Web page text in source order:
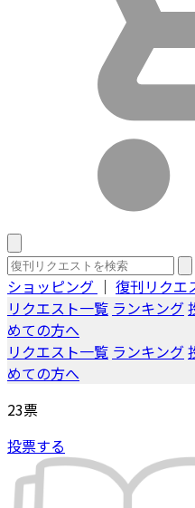
ショッピング ｜ 復刊リクエ
リクエスト一覧 ランキング
めての方へ
リクエスト一覧 ランキング
めての方へ
23票
投票する